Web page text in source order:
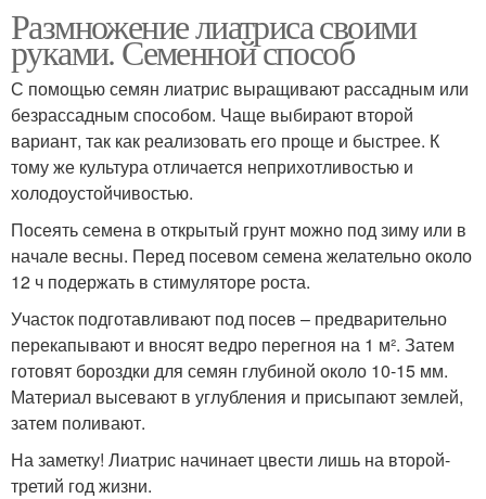
Размножение лиатриса своими
руками. Семенной способ
С помощью семян лиатрис выращивают рассадным или
безрассадным способом. Чаще выбирают второй
вариант, так как реализовать его проще и быстрее. К
тому же культура отличается неприхотливостью и
холодоустойчивостью.
Посеять семена в открытый грунт можно под зиму или в
начале весны. Перед посевом семена желательно около
12 ч подержать в стимуляторе роста.
Участок подготавливают под посев – предварительно
перекапывают и вносят ведро перегноя на 1 м². Затем
готовят бороздки для семян глубиной около 10-15 мм.
Материал высевают в углубления и присыпают землей,
затем поливают.
На заметку! Лиатрис начинает цвести лишь на второй-
третий год жизни.